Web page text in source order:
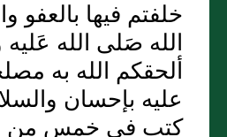
خلفتم فيها بالعفو
الله صَلى الله
ألحقكم الله به
عليه بإحسان
كتب في خمس من